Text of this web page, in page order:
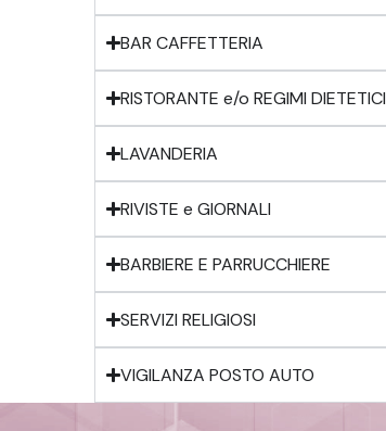
BAR CAFFETTERIA
RISTORANTE e/o REGIMI DIETETICI
LAVANDERIA
RIVISTE e GIORNALI
BARBIERE E PARRUCCHIERE
SERVIZI RELIGIOSI
VIGILANZA POSTO AUTO